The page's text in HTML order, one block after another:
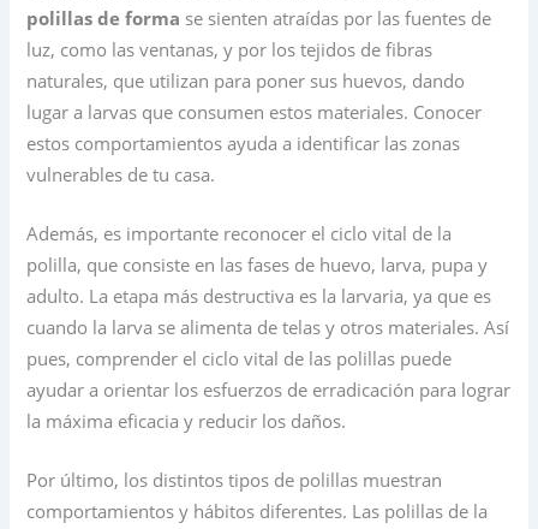
polillas de forma se sienten atraídas por las fuentes de
luz, como las ventanas, y por los tejidos de fibras
naturales, que utilizan para poner sus huevos, dando
lugar a larvas que consumen estos materiales. Conocer
estos comportamientos ayuda a identificar las zonas
vulnerables de tu casa.
Además, es importante reconocer el ciclo vital de la
polilla, que consiste en las fases de huevo, larva, pupa y
adulto. La etapa más destructiva es la larvaria, ya que es
cuando la larva se alimenta de telas y otros materiales. Así
pues, comprender el ciclo vital de las polillas puede
ayudar a orientar los esfuerzos de erradicación para lograr
la máxima eficacia y reducir los daños.
Por último, los distintos tipos de polillas muestran
comportamientos y hábitos diferentes. Las polillas de la